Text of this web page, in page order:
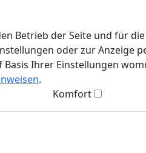
Betrieb der Seite und für
oder zur Anzeige
Basis Ihrer Einstellungen
.
Komfort